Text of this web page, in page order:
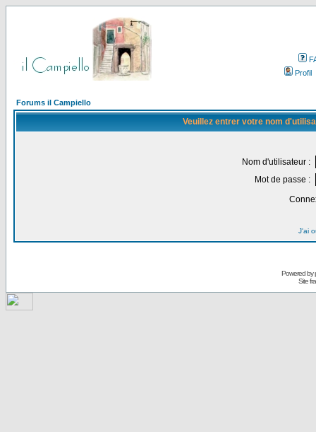
Profil
Forums il Campiello
Veuillez entrer votre nom
Nom d'utilisateur :
Mot de passe :
J'ai
Powered by
Site